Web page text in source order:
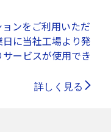
ョンをご利用いただ
に当社工場より発
ービスが使用でき
詳しく見る